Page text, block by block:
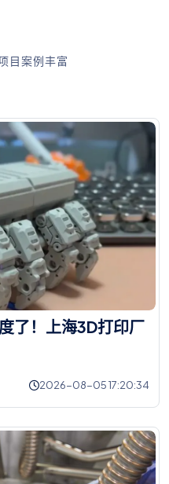
目案例丰富
度了 ！ 上海3D打印厂
2026-08-05 17:20:34